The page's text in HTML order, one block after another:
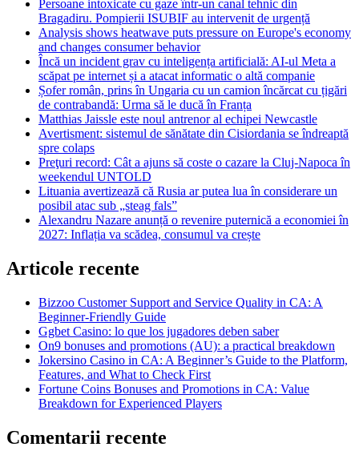
Persoane intoxicate cu gaze într-un canal tehnic din
Bragadiru. Pompierii ISUBIF au intervenit de urgență
Analysis shows heatwave puts pressure on Europe's economy
and changes consumer behavior
Încă un incident grav cu inteligența artificială: AI-ul Meta a
scăpat pe internet și a atacat informatic o altă companie
Șofer român, prins în Ungaria cu un camion încărcat cu țigări
de contrabandă: Urma să le ducă în Franța
Matthias Jaissle este noul antrenor al echipei Newcastle
Avertisment: sistemul de sănătate din Cisiordania se îndreaptă
spre colaps
Preţuri record: Cât a ajuns să coste o cazare la Cluj-Napoca în
weekendul UNTOLD
Lituania avertizează că Rusia ar putea lua în considerare un
posibil atac sub „steag fals”
Alexandru Nazare anunță o revenire puternică a economiei în
2027: Inflația va scădea, consumul va crește
Articole recente
Bizzoo Customer Support and Service Quality in CA: A
Beginner-Friendly Guide
Ggbet Casino: lo que los jugadores deben saber
On9 bonuses and promotions (AU): a practical breakdown
Jokersino Casino in CA: A Beginner’s Guide to the Platform,
Features, and What to Check First
Fortune Coins Bonuses and Promotions in CA: Value
Breakdown for Experienced Players
Comentarii recente